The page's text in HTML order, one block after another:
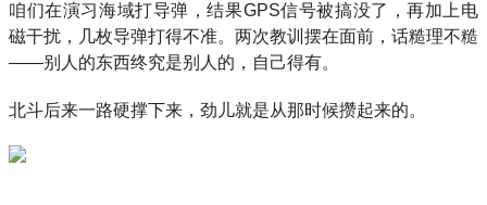
咱们在演习海域打导弹，结果GPS信号被搞没了，再加上电
磁干扰，几枚导弹打得不准。两次教训摆在面前，话糙理不糙
——别人的东西终究是别人的，自己得有。
北斗后来一路硬撑下来，劲儿就是从那时候攒起来的。